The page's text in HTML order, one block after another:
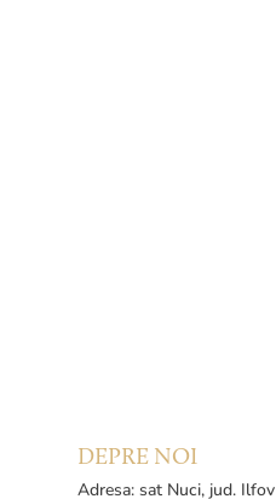
DEPRE NOI
Adresa: sat Nuci, jud. Ilfov